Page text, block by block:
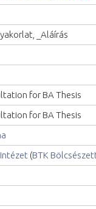
_Aláírás
for BA Thesis
for BA Thesis
(BTK